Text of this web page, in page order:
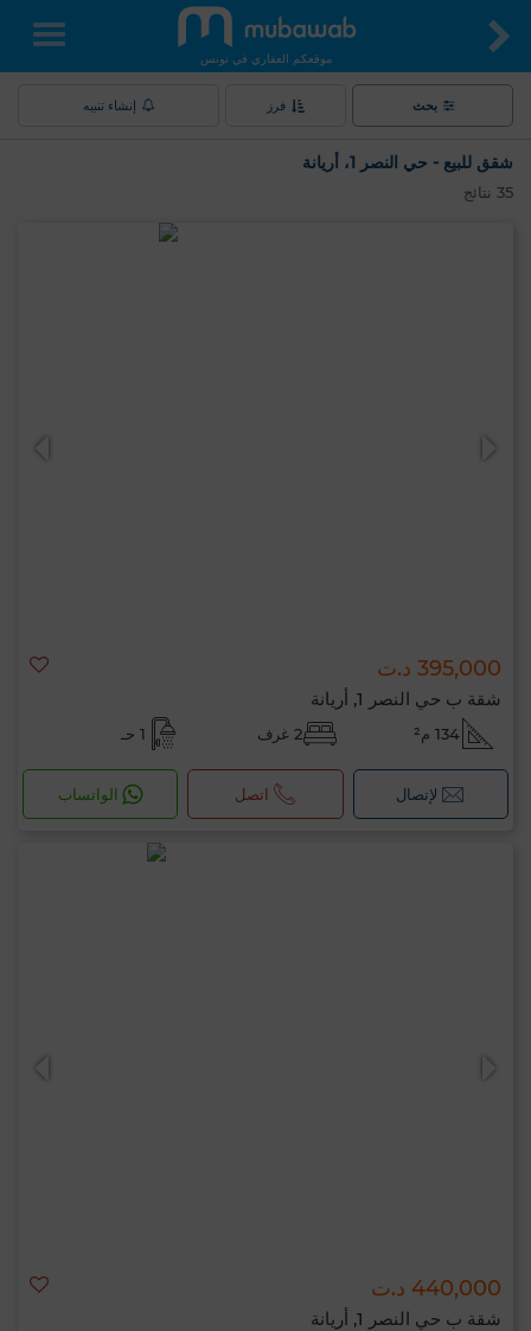
موقعكم العقاري في تونس
بحث فرز إنشاء تنبيه
شقق للبيع - حي النصر 1، أريانة
35 نتائج
395,000 د.ت
شقة ب حي النصر 1, أريانة
134 م² 2 غرف 1 حـ
لإتصال اتصل الواتساب
440,000 د.ت
شقة ب حي النصر 1, أريانة